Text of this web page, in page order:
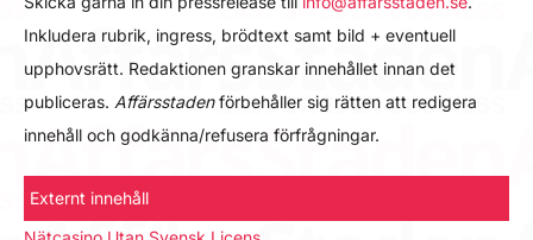
Inkludera rubrik, ingress, brödtext samt bild + eventuell
upphovsrätt. Redaktionen granskar innehållet innan det
publiceras. Affärsstadenförbehåller sig rätten att redigera
innehåll och godkänna/refusera förfrågningar.
Externt innehåll